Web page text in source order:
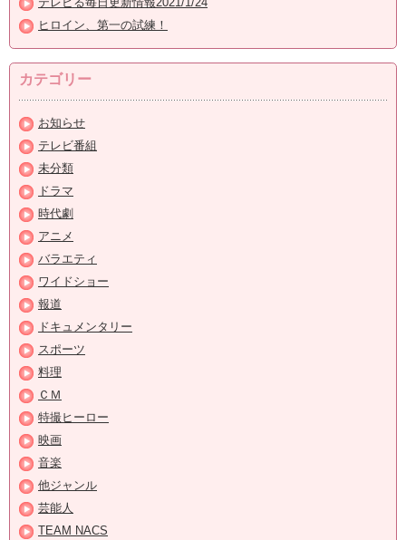
ヒロイン、第一の試練！
カテゴリー
お知らせ
テレビ番組
未分類
ドラマ
時代劇
アニメ
バラエティ
ワイドショー
報道
ドキュメンタリー
スポーツ
料理
ＣＭ
特撮ヒーロー
映画
音楽
他ジャンル
芸能人
TEAM NACS